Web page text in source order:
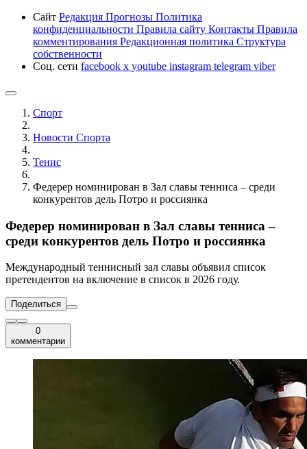
Сайт Редакция Прогнозы Политика
конфиденциальности Правила сайту Контакты Правила
комментирования Редакционная политика Структура
собственности
Соц. сети facebook x youtube instagram telegram viber
Спорт
Новости Cпорта
Тенис
Федерер номинирован в Зал славы тенниса – среди
конкурентов дель Потро и россиянка
Федерер номинирован в Зал славы тенниса –
среди конкурентов дель Потро и россиянка
Международный теннисный зал славы объявил список
претендентов на включение в список в 2026 году.
Поделиться
0
комментарии